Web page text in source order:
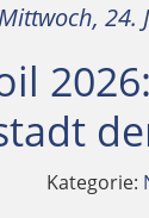
Mittwoch, 24.
Kategorie: